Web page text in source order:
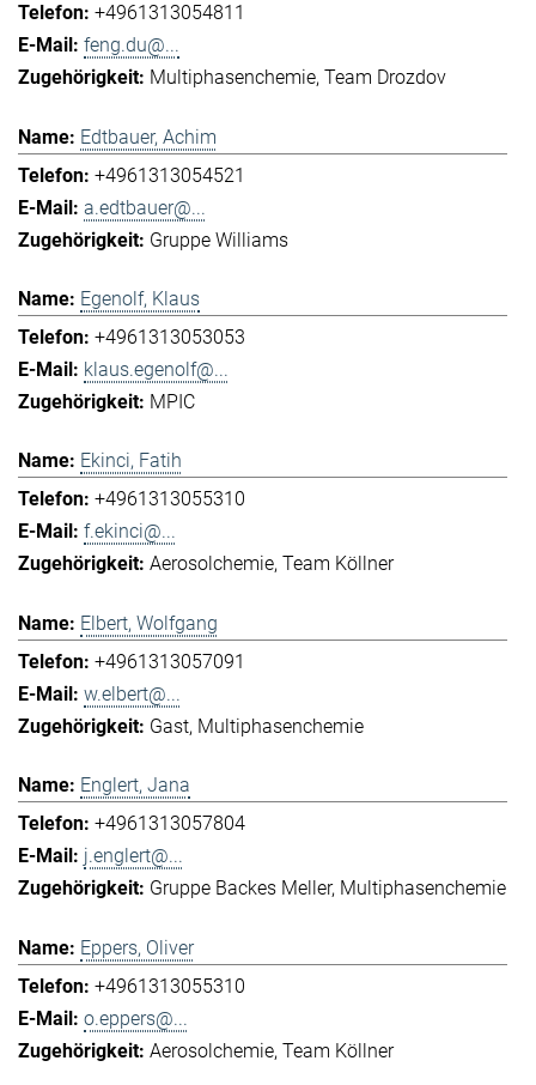
+4961313054811
feng.du@...
Multiphasenchemie Team Drozdov
Edtbauer, Achim
+4961313054521
a.edtbauer@...
Gruppe Williams
Egenolf, Klaus
+4961313053053
klaus.egenolf@...
MPIC
Ekinci, Fatih
+4961313055310
f.ekinci@...
Aerosolchemie Team Köllner
Elbert, Wolfgang
+4961313057091
w.elbert@...
Gast Multiphasenchemie
Englert, Jana
+4961313057804
j.englert@...
Gruppe Backes Meller Multiphasenchemie
Eppers, Oliver
+4961313055310
o.eppers@...
Aerosolchemie Team Köllner